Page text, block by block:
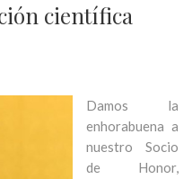
científica
Damos la
enhorabuena a
nuestro Socio
de Honor,